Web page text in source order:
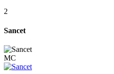
2
Sancet
MC